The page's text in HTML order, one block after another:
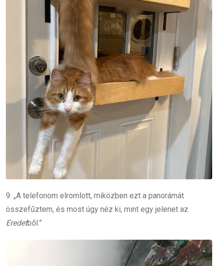
9. „A telefonom elromlott, miközben ezt a panorámát
összefűztem, és most úgy néz ki, mint egy jelenet az
Eredetből.”